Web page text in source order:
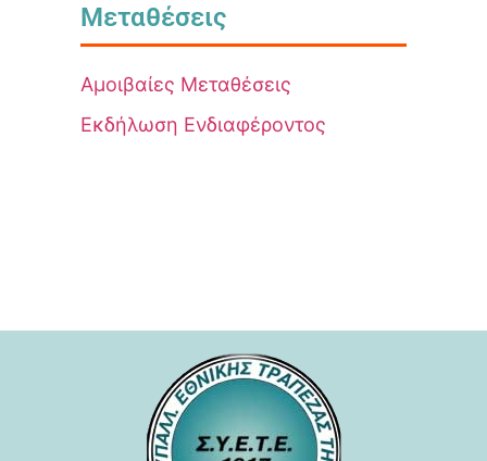
Μεταθέσεις
Αμοιβαίες Μεταθέσεις
Εκδήλωση Ενδιαφέροντος